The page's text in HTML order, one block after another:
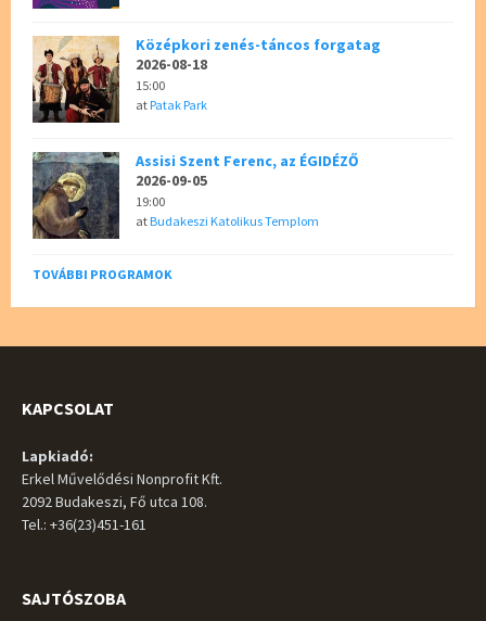
Középkori zenés-táncos forgatag
2026-08-18
15:00
atPatak Park
Assisi Szent Ferenc, az ÉGIDÉZŐ
2026-09-05
19:00
atBudakeszi Katolikus Templom
TOVÁBBI PROGRAMOK
KAPCSOLAT
Lapkiadó:
Erkel Művelődési Nonprofit Kft.
2092 Budakeszi, Fő utca 108.
Tel.: +36(23)451-161
SAJTÓSZOBA